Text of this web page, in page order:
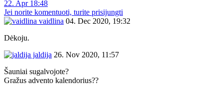
22. Apr 18:48
Jei norite komentuoti, turite prisijungti
vaidlina 04. Dec 2020, 19:32
Dėkoju.
jaldija 26. Nov 2020, 11:57
Šauniai sugalvojote?
Gražus advento kalendorius??